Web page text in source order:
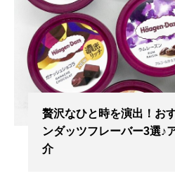
贅沢なひと時を演出！お
ンダッツフレーバー3選♪
介